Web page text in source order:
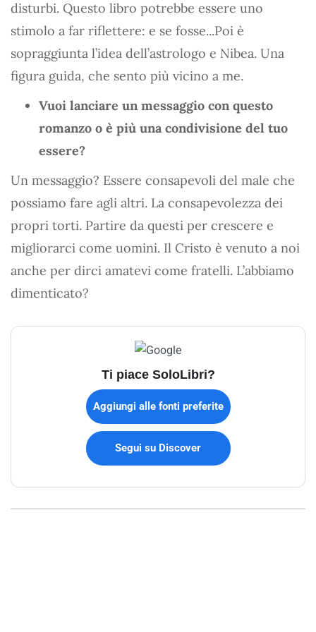
disturbi. Questo libro potrebbe essere uno
stimolo a far riflettere: e se fosse...Poi è
sopraggiunta l’idea dell’astrologo e Nibea. Una
figura guida, che sento più vicino a me.
Vuoi lanciare un messaggio con questo
romanzo o è più una condivisione del tuo
essere?
Un messaggio? Essere consapevoli del male che
possiamo fare agli altri. La consapevolezza dei
propri torti. Partire da questi per crescere e
migliorarci come uomini. Il Cristo è venuto a noi
anche per dirci amatevi come fratelli. L’abbiamo
dimenticato?
Ti piace SoloLibri?
Aggiungi alle fonti preferite
Segui su Discover